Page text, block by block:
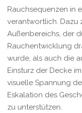
Rauchsequenzen in
verantwortlich. Dazu
Außenbereichs, der
Rauchentwicklung
wurde, als auch die
Einsturz der Decke
visuelle Spannung
Eskalation des
zu unterstützen.